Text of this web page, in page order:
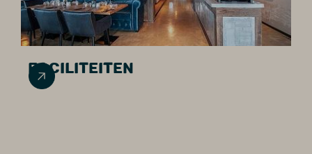
FACILITEITEN